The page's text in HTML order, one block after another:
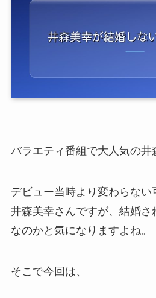
バラエティ番組で大人気の井
デビュー当時より変わらない
井森美幸さんですが、結婚さ
なのかと気になりますよね。
そこで今回は、